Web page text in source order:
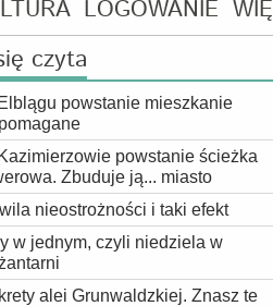
LOGOWANIE
czyta
powstanie mieszkanie
powstanie ścieżka
Zbuduje ją... miasto
nieostrożności i taki efekt
w jednym, czyli niedziela w
alei Grunwaldzkiej. Znasz te